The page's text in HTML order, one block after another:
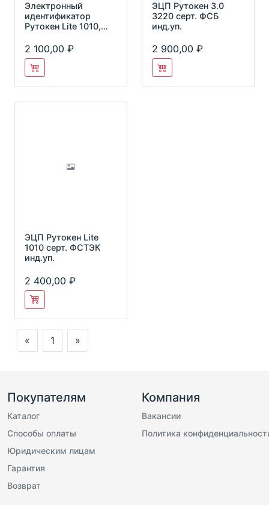
Электронный
идентификатор
Рутокен Lite 1010,
2 100,00
ЭЦП Рутокен 3.0
3220 серт. ФСБ
инд.уп.
2 900,00
ЭЦП Рутокен Lite
1010 серт. ФСТЭК
инд.уп.
2 400,00
« 1 »
Покупателям
Каталог
Способы оплаты
Юридическим лицам
Гарантия
Возврат
Компания
Вакансии
Политика